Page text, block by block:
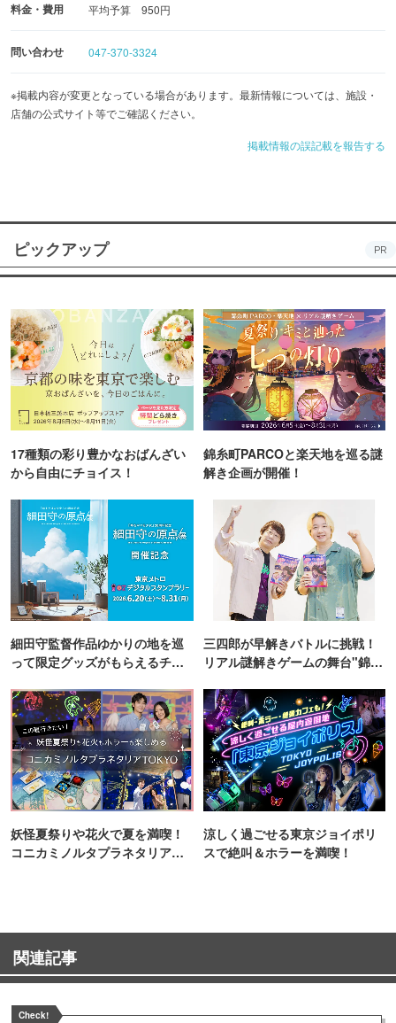
料金・費用 平均予算 950円
問い合わせ 047-370-3324
※掲載内容が変更となっている場合があります。最新情報については、施設・
店舗の公式サイト等でご確認ください。
掲載情報の誤記載を報告する
ピックアップ PR
17種類の彩り豊かなおばんざい
から自由にチョイス！
錦糸町PARCOと楽天地を巡る謎
解き企画が開催！
細田守監督作品ゆかりの地を巡
って限定グッズがもらえるチャ
三四郎が早解きバトルに挑戦！
リアル謎解きゲームの舞台"錦糸
妖怪夏祭りや花火で夏を満喫！
コニカミノルタプラネタリア
涼しく過ごせる東京ジョイポリ
スで絶叫＆ホラーを満喫！
関連記事
Check!